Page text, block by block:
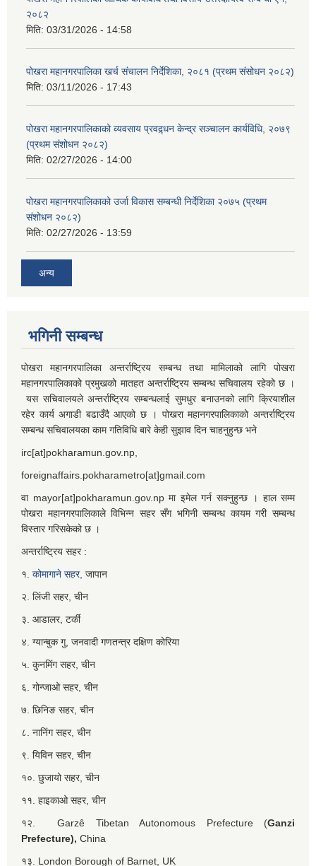
२०८२
मिति: 03/31/2026 - 14:58
पोखरा महानगरपालिका खर्च संचालन निर्देशिका, २०८१ (प्रथम संसोधन २०८२)
मिति: 03/11/2026 - 17:43
पोखरा महानगरपालिकाको व्यवसाय प्रवद्र्धन केन्द्र सञ्चालन कार्यविधि, २०७९
(प्रथम संशोधन २०८२)
मिति: 02/27/2026 - 14:00
पोखरा महानगरपालिकाको उर्जा विकास सम्बन्धी निर्देशिका २०७५ (प्रथम
संशोधन २०८२)
मिति: 02/27/2026 - 13:59
अन्य
भगिनी सम्बन्ध
पोखरा महानगरपालिका अन्तर्राष्ट्रिय सम्बन्ध तथा मामिलाको लागि पोखरा
महानगरपालिकाको प्रमुखको मातहत अन्तर्राष्ट्रिय सम्बन्ध सचिवालय रहेको छ ।
यस सचिवालयले अन्तर्राष्ट्रिय सम्बन्धलाई सुमधुर बनाउनको लागि क्रियाशील
रहेर कार्य अगाडी बढाउँदै आएको छ । पोखरा महानगरपालिकाको अन्तर्राष्ट्रिय
सम्बन्ध सचिवालयका काम गतिविधि बारे केही सुझाव दिन चाहनुहुन्छ भने
irc[at]pokharamun.gov.np,
foreignaffairs.pokharametro[at]gmail.com
वा mayor[at]pokharamun.gov.np मा इमेल गर्न सक्नुहुन्छ । हाल सम्म
पोखरा महानगरपालिकाले विभिन्न सहर सँग भगिनी सम्बन्ध कायम गरी सम्बन्ध
विस्तार गरिसकेको छ ।
अन्तर्राष्ट्रिय सहर :
१. कोमागाने सहर, जापान
२. लिंजी सहर, चीन
३. आडालर, टर्की
४. ग्यान्बुक गु, जनवादी गणतन्त्र दक्षिण कोरिया
५. कुनमिंग सहर, चीन
६. गोन्जाओ सहर, चीन
७. छिनिङ सहर, चीन
८. नानिंग सहर, चीन
९. यिविन सहर, चीन
१०. छुजायो सहर, चीन
११. हाइकाओ सहर, चीन
१२. Garzê Tibetan Autonomous Prefecture (Ganzi
Prefecture), China
१३. London Borough of Barnet, UK